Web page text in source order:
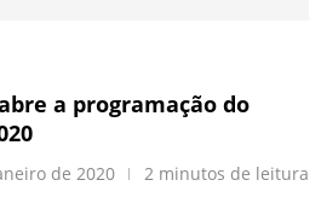
a programação do
de 2020 2 minutos de leitura